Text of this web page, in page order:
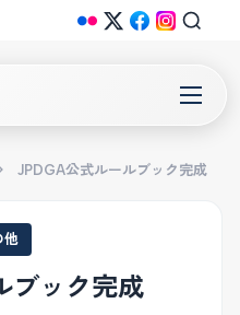
JPDGA公式ルールブック完成
他
ブック完成